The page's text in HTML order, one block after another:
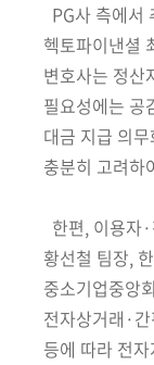
PG사 측에서
헥토파이낸셜
변호사는 정산
필요성에는 공
대금 지급 의
충분히 고려하
한편, 이용자
황선철 팀장,
중소기업중앙
전자상거래·
등에 따라 전